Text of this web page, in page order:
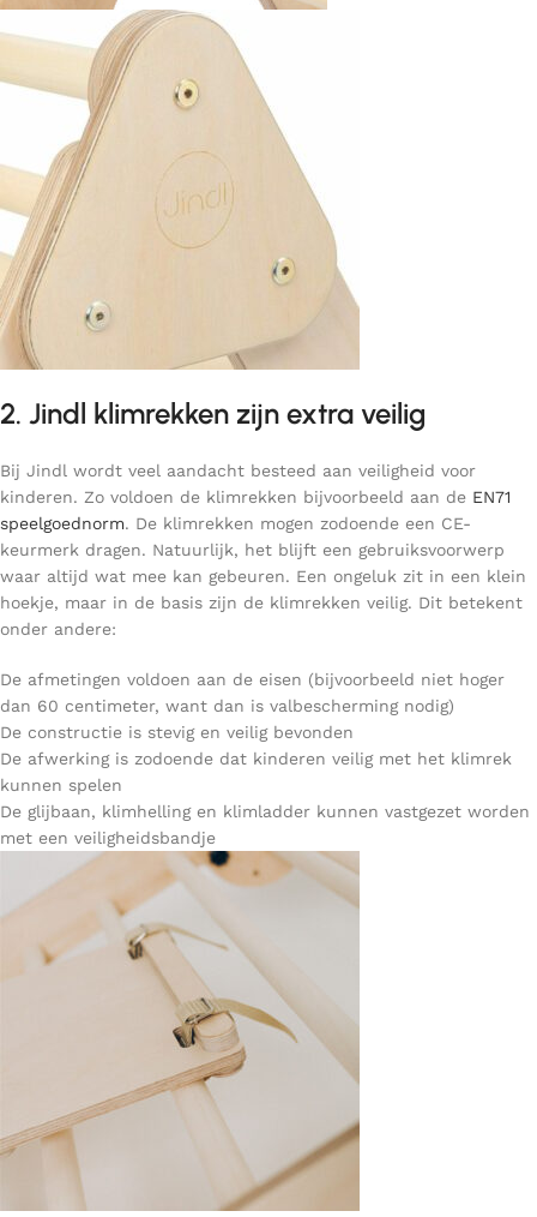
2. Jindl klimrekken zijn extra veilig
Bij Jindl wordt veel aandacht besteed aan veiligheid voor
kinderen. Zo voldoen de klimrekken bijvoorbeeld aan de EN71
speelgoednorm. De klimrekken mogen zodoende een CE-
keurmerk dragen. Natuurlijk, het blijft een gebruiksvoorwerp
waar altijd wat mee kan gebeuren. Een ongeluk zit in een klein
hoekje, maar in de basis zijn de klimrekken veilig. Dit betekent
onder andere:
De afmetingen voldoen aan de eisen (bijvoorbeeld niet hoger
dan 60 centimeter, want dan is valbescherming nodig)
De constructie is stevig en veilig bevonden
De afwerking is zodoende dat kinderen veilig met het klimrek
kunnen spelen
De glijbaan, klimhelling en klimladder kunnen vastgezet worden
met een veiligheidsbandje